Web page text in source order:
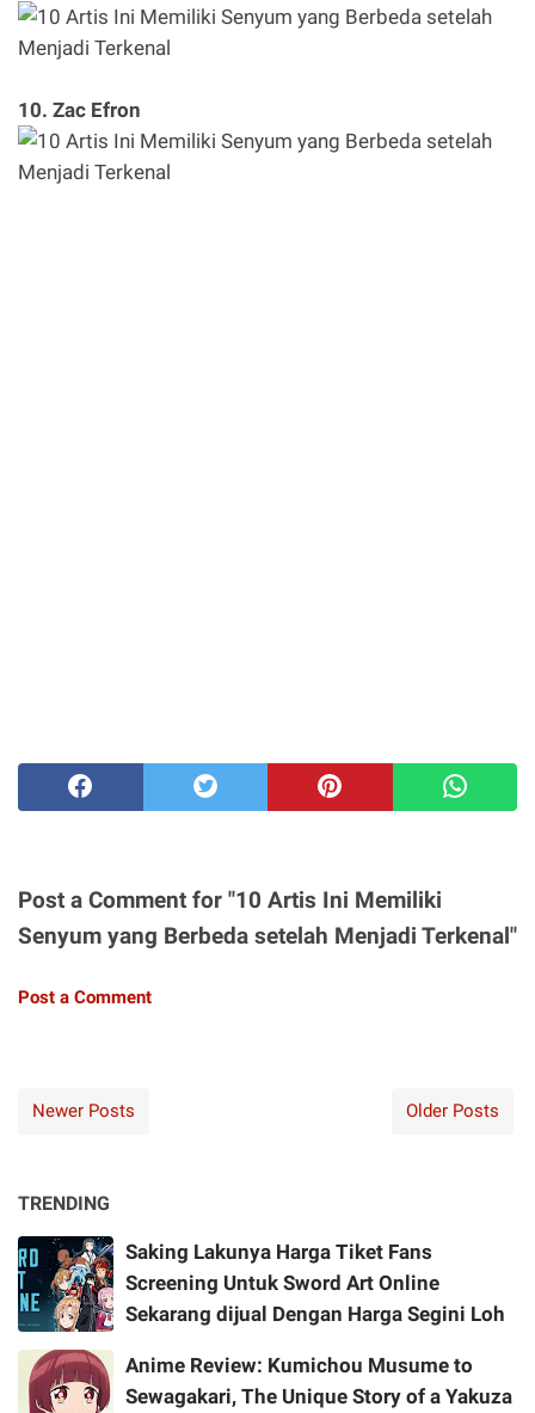
10. Zac Efron
Post a Comment for "10 Artis Ini Memiliki
Senyum yang Berbeda setelah Menjadi Terkenal"
Post a Comment
Newer Posts Older Posts
TRENDING
Saking Lakunya Harga Tiket Fans
Screening Untuk Sword Art Online
Sekarang dijual Dengan Harga Segini Loh
Anime Review: Kumichou Musume to
Sewagakari, The Unique Story of a Yakuza